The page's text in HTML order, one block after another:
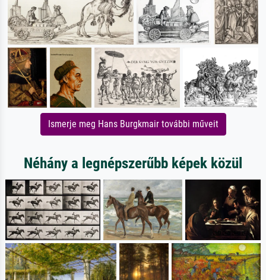
Ismerje meg Hans Burgkmair további műveit
Néhány a legnépszerűbb képek közül